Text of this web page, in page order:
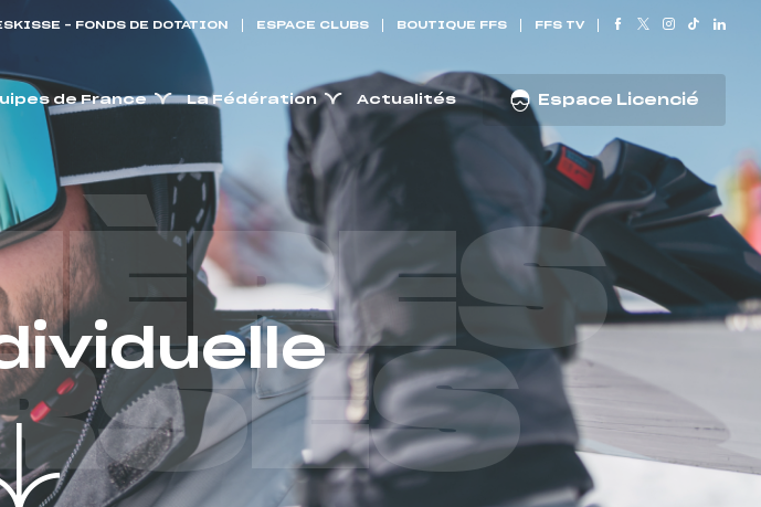
– FONDS DE DOTATION ESPACE CLUBS BOUTIQUE FFS FFS TV
de France La Fédération Actualités Espace Licencié